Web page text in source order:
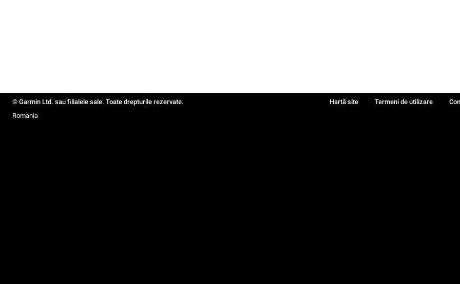
© Garmin Ltd. sau filialele sale. Toate drepturile rezervate. Hartă site Termeni de utilizare
Romania